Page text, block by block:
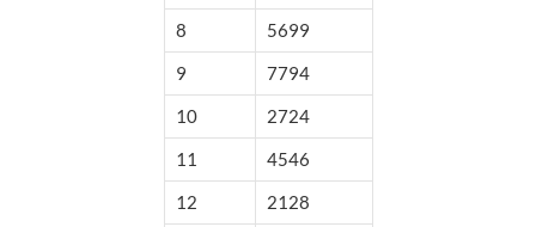
8
5699
9
7794
10
2724
11
4546
12
2128